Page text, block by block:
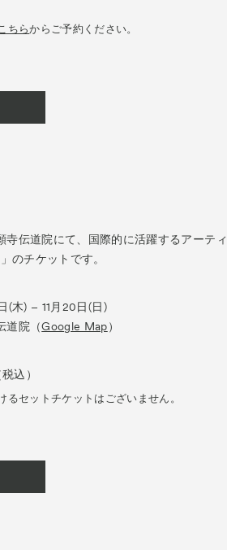
ちらからご予約ください。
寺伝道院にて、国際的に活躍するアーテ
のチケットです。
(木) – 11月20日(日)
道院（Google Map）
込）
セットチケットはございません。